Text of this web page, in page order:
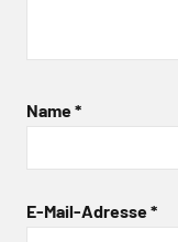
Name*
E-Mail-Adresse*